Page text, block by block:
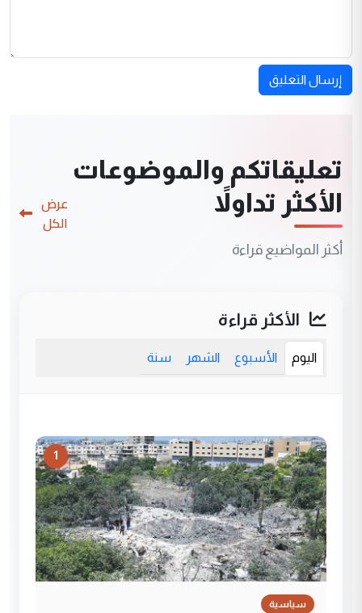
إرسال التعليق
تعليقاتكم والموضوعات
الأكثر تداولاً
أكثر المواضيع قراءة
عرض
الكل
الأكثر قراءة
اليوم الأسبوع الشهر سنة
1
سياسية